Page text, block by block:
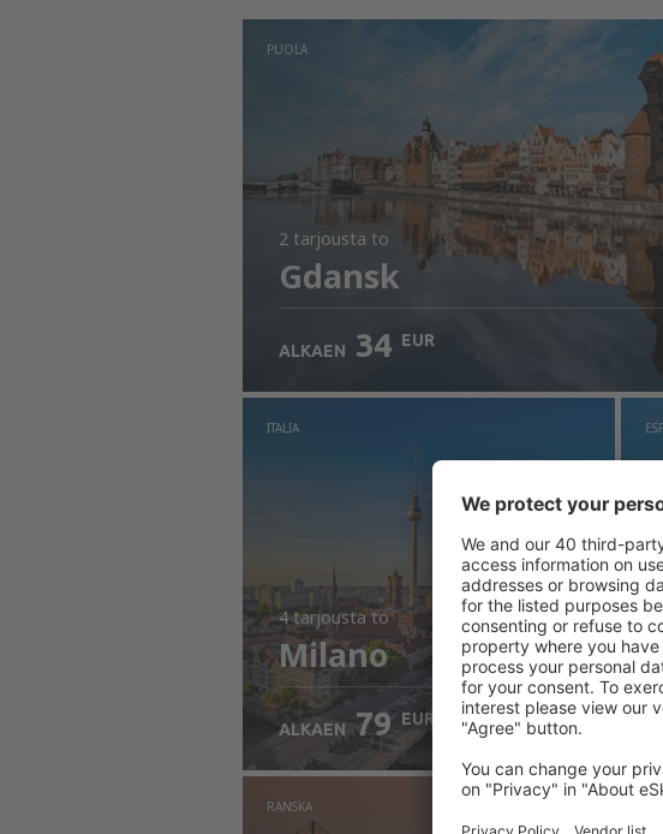
PUOLA
2 tarjousta to
Gdansk
ALKAEN 34 EUR
ITALIA
4 tarjoustato
Milano
ALKAEN 79 EUR
RANSKA